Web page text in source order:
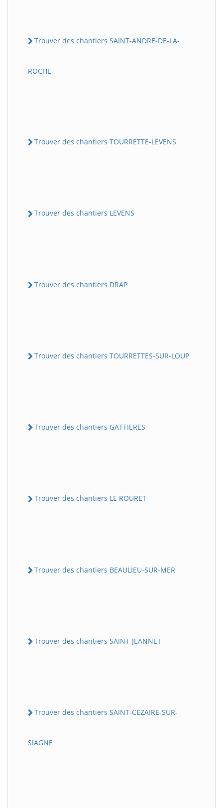
Trouver des chantiers SAINT-ANDRE-DE-LA-
ROCHE
Trouver des chantiers TOURRETTE-LEVENS
Trouver des chantiers LEVENS
Trouver des chantiers DRAP
Trouver des chantiers TOURRETTES-SUR-LOUP
Trouver des chantiers GATTIERES
Trouver des chantiers LE ROURET
Trouver des chantiers BEAULIEU-SUR-MER
Trouver des chantiers SAINT-JEANNET
Trouver des chantiers SAINT-CEZAIRE-SUR-
SIAGNE